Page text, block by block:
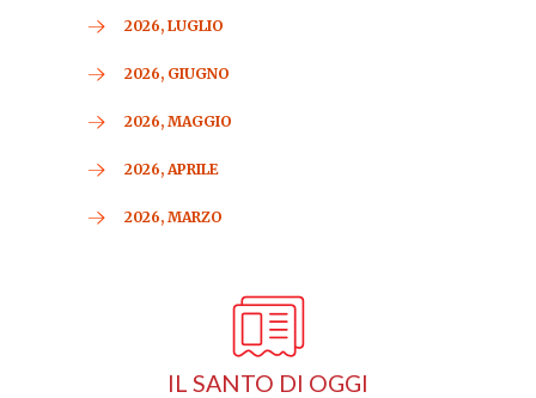
2026, LUGLIO
2026, GIUGNO
2026, MAGGIO
2026, APRILE
2026, MARZO
IL SANTO DI OGGI